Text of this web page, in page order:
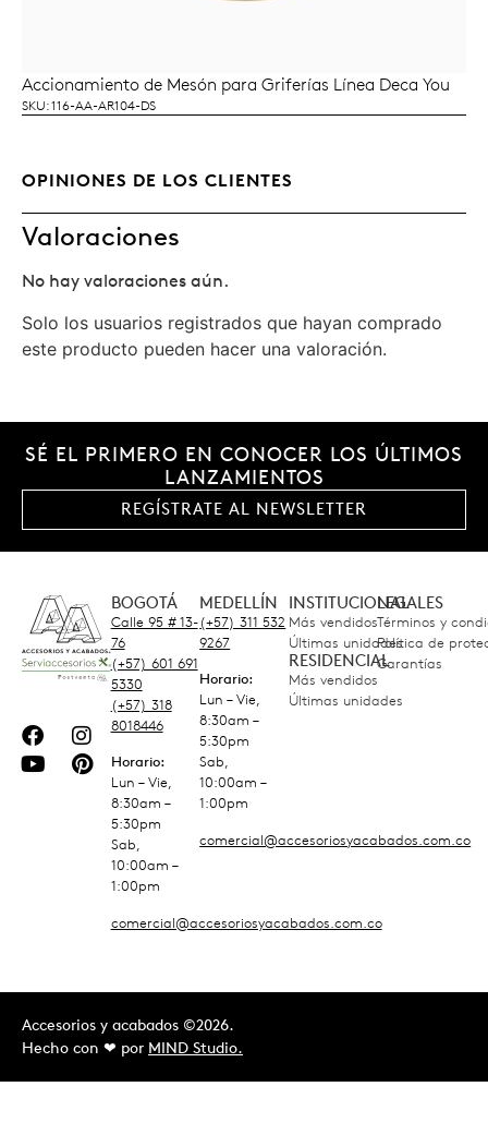
LEER MÁS
Accionamiento de Mesón para Griferías Línea Deca You
SKU: 116-AA-AR104-DS
OPINIONES DE LOS CLIENTES
Valoraciones
No hay valoraciones aún.
Solo los usuarios registrados que hayan comprado
este producto pueden hacer una valoración.
SÉ EL PRIMERO EN CONOCER LOS ÚLTIMOS
LANZAMIENTOS
REGÍSTRATE AL NEWSLETTER
BOGOTÁ
Calle 95 # 13-
76
(+57) 601 691
5330
(+57) 318
8018446
Horario:
Lun – Vie,
8:30am –
5:30pm
Sab,
10:00am –
1:00pm
comercial@accesoriosyacabados.com.co
MEDELLÍN
(+57) 311 532
9267
Horario:
Lun – Vie,
8:30am –
5:30pm
Sab,
10:00am –
1:00pm
comercial@accesoriosyacabados.com.co
INSTITUCIONAL
Más vendidos
Últimas unidades
RESIDENCIAL
Más vendidos
Últimas unidades
LEGALES
Términos y
Política de
Garantías
Accesorios y acabados ©2026.
Hecho con ❤︎ por MIND Studio.